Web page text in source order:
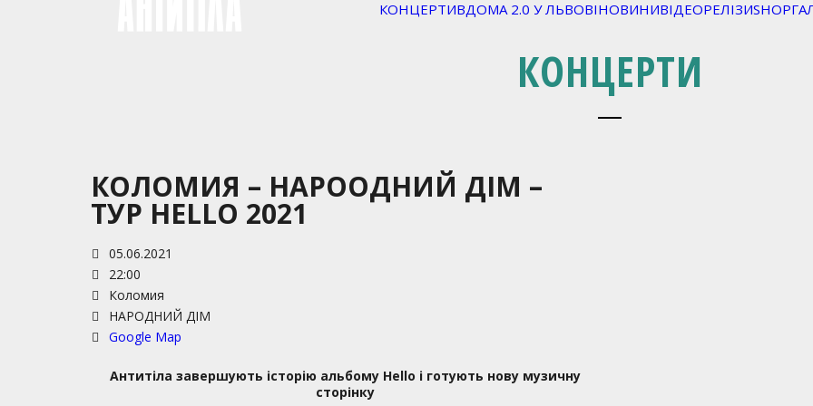
КОНЦЕРТИВДОМА 2.0 У ЛЬВОВІНОВИНИВІДЕОРЕЛІЗИSHOP
КОНЦЕРТИ
КОЛОМИЯ – НАРООДНИЙ ДІМ –
ТУР HELLO 2021
05.06.2021
22:00
Коломия
НАРОДНИЙ ДІМ
Google Map
Антитіла завершують історію альбому Hello і готують нову музичну
сторінку